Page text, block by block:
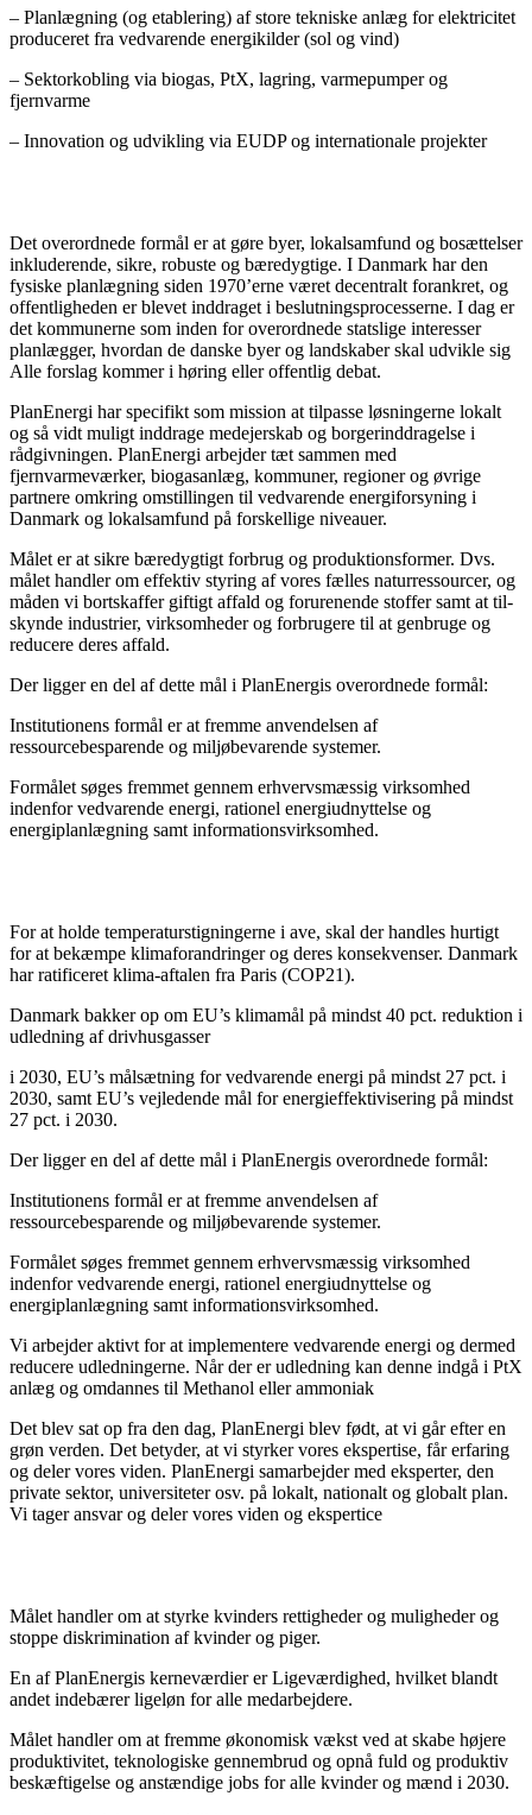
– Planlægning (og etablering) af store tekniske anlæg for elektricitet
produceret fra vedvarende energikilder (sol og vind)
– Sektorkobling via biogas, PtX, lagring, varmepumper og
fjernvarme
– Innovation og udvikling via EUDP og internationale projekter
Det overordnede formål er at gøre byer, lokalsamfund og bosættelser
inkluderende, sikre, robuste og bæredygtige. I Danmark har den
fysiske planlægning siden 1970’erne været decentralt forankret, og
offentligheden er blevet inddraget i beslutningsprocesserne. I dag er
det kommunerne som inden for overordnede statslige interesser
planlægger, hvordan de danske byer og landskaber skal udvikle sig
Alle forslag kommer i høring eller offentlig debat.
PlanEnergi har specifikt som mission at tilpasse løsningerne lokalt
og så vidt muligt inddrage medejerskab og borgerinddragelse i
rådgivningen. PlanEnergi arbejder tæt sammen med
fjernvarmeværker, biogasanlæg, kommuner, regioner og øvrige
partnere omkring omstillingen til vedvarende energiforsyning i
Danmark og lokalsamfund på forskellige niveauer.
Målet er at sikre bæredygtigt forbrug og produktionsformer. Dvs.
målet handler om effektiv styring af vores fælles naturressourcer, og
måden vi bortskaffer giftigt affald og forurenende stoffer samt at til-
skynde industrier, virksomheder og forbrugere til at genbruge og
reducere deres affald.
Der ligger en del af dette mål i PlanEnergis overordnede formål:
Institutionens formål er at fremme anvendelsen af
ressourcebesparende og miljøbevarende systemer.
Formålet søges fremmet gennem erhvervsmæssig virksomhed
indenfor vedvarende energi, rationel energiudnyttelse og
energiplanlægning samt informationsvirksomhed.
For at holde temperaturstigningerne i ave, skal der handles hurtigt
for at bekæmpe klimaforandringer og deres konsekvenser. Danmark
har ratificeret klima-aftalen fra Paris (COP21).
Danmark bakker op om EU’s klimamål på mindst 40 pct. reduktion i
udledning af drivhusgasser
i 2030, EU’s målsætning for vedvarende energi på mindst 27 pct. i
2030, samt EU’s vejledende mål for energieffektivisering på mindst
27 pct. i 2030.
Der ligger en del af dette mål i PlanEnergis overordnede formål:
Institutionens formål er at fremme anvendelsen af
ressourcebesparende og miljøbevarende systemer.
Formålet søges fremmet gennem erhvervsmæssig virksomhed
indenfor vedvarende energi, rationel energiudnyttelse og
energiplanlægning samt informationsvirksomhed.
Vi arbejder aktivt for at implementere vedvarende energi og dermed
reducere udledningerne. Når der er udledning kan denne indgå i PtX
anlæg og omdannes til Methanol eller ammoniak
Det blev sat op fra den dag, PlanEnergi blev født, at vi går efter en
grøn verden. Det betyder, at vi styrker vores ekspertise, får erfaring
og deler vores viden. PlanEnergi samarbejder med eksperter, den
private sektor, universiteter osv. på lokalt, nationalt og globalt plan.
Vi tager ansvar og deler vores viden og ekspertice
Målet handler om at styrke kvinders rettigheder og muligheder og
stoppe diskrimination af kvinder og piger.
En af PlanEnergis kerneværdier er Ligeværdighed, hvilket blandt
andet indebærer ligeløn for alle medarbejdere.
Målet handler om at fremme økonomisk vækst ved at skabe højere
produktivitet, teknologiske gennembrud og opnå fuld og produktiv
beskæftigelse og anstændige jobs for alle kvinder og mænd i 2030.